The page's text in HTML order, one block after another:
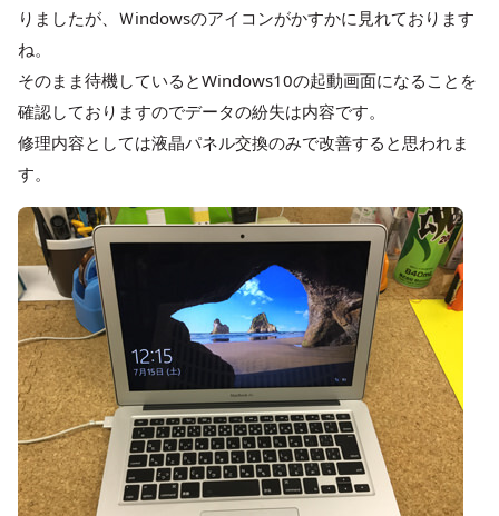
りましたが、Ｗindowsのアイコンがかすかに見れております
ね。
そのまま待機しているとWindows10の起動画面になることを
確認しておりますのでデータの紛失は内容です。
修理内容としては液晶パネル交換のみで改善すると思われま
す。